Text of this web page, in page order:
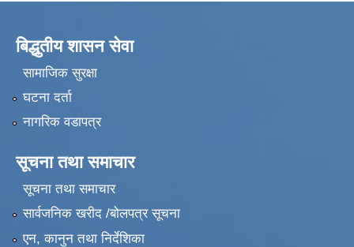
बिद्धुतीय शासन सेवा
सामाजिक सुरक्षा
घटना दर्ता
नागरिक वडापत्र
सूचना तथा समाचार
सूचना तथा समाचार
सार्वजनिक खरीद /बोलपत्र सूचना
एन, कानुन तथा निर्देशिका